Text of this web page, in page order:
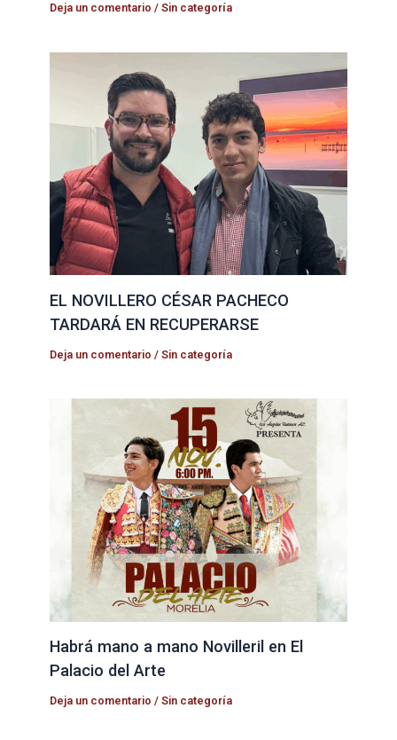
Deja un comentario /Sin categoría
EL NOVILLERO CÉSAR PACHECO
TARDARÁ EN RECUPERARSE
Deja un comentario /Sin categoría
Habrá mano a mano Novilleril en El
Palacio del Arte
Deja un comentario /Sin categoría